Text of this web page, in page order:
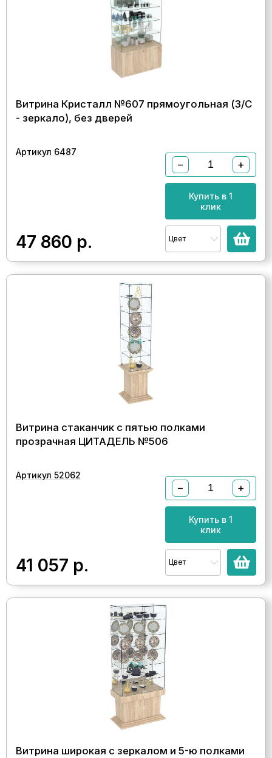
Витрина Кристалл №607 прямоугольная (З/C
- зеркало), без дверей
Артикул 6487
47 860 р.
− +
Купить в 1
клик
Цвет
Витрина стаканчик с пятью полками
прозрачная ЦИТАДЕЛЬ №506
Артикул 52062
41 057 р.
− +
Купить в 1
клик
Цвет
Витрина широкая с зеркалом и 5-ю полками